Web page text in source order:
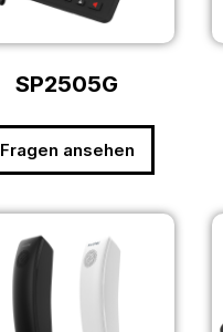
SP2505G
Fragen ansehen